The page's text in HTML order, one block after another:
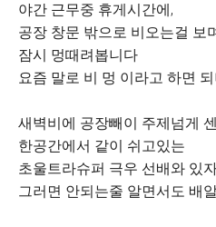
야간 근무중 휴게시간에,
공장 창문 밖으로 비오는걸 보
잠시 멍때려봅니다
요즘 말로 비 멍 이라고 하면
새벽비에 공장빼이 주제넘게
한공간에서 같이 쉬고있는
초울트라슈퍼 극우 선배와 있
그러면 안되는줄 알면서도 배